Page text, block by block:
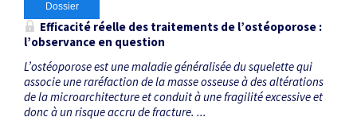
Dossier
Efficacité réelle des traitements de l’ostéoporose :
l’observance en question
L’ostéoporose est une maladie généralisée du squelette qui
associe une raréfaction de la masse osseuse à des altérations
de la microarchitecture et conduit à une fragilité excessive et
donc à un risque accru de fracture. ...